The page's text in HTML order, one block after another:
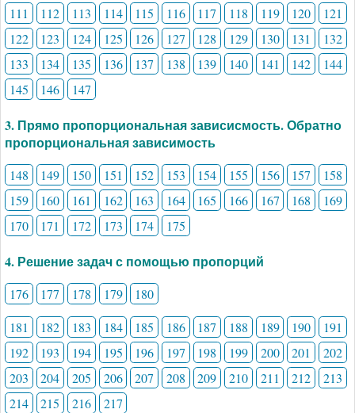
111 112 113 114 115 116 117 118 119 120
121
122
123 124 125 126 127 128 129 130 131
132
133
134 135 136 137 138 139 140 141 142
144
145
146 147
3. Прямо пропорциональная зависисмость. Обратно
пропорциональная зависимость
148 149 150 151 152 153 154 155 156 157
158
159
160 161 162 163 164 165 166 167 168
169
170
171 172 173 174 175
4. Решение задач с помощью пропорций
176 177 178 179
180
181
182 183 184 185 186 187 188 189 190
191
192
193 194 195 196 197 198 199 200 201
202
203
204 205 206 207 208 209 210 211 212
213
214
215 216 217